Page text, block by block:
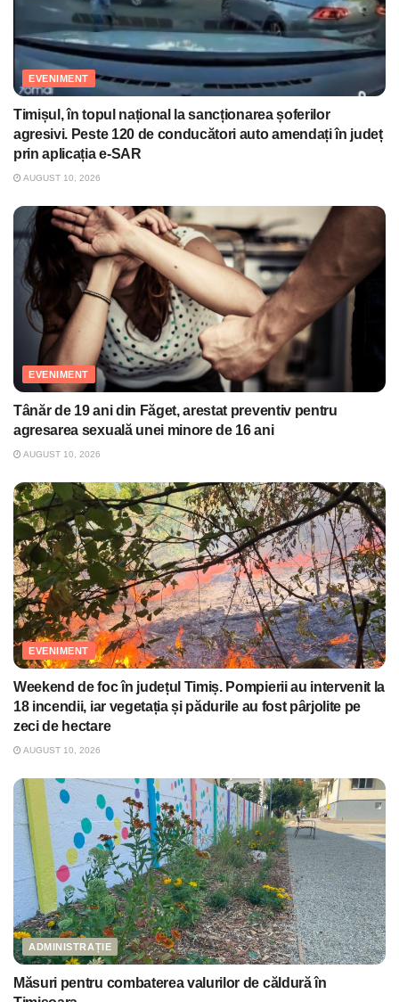
EVENIMENT
Timișul, în topul național la sancționarea șoferilor
agresivi. Peste 120 de conducători auto amendați în județ
prin aplicația e-SAR
AUGUST 10, 2026
EVENIMENT
Tânăr de 19 ani din Făget, arestat preventiv pentru
agresarea sexuală unei minore de 16 ani
AUGUST 10, 2026
EVENIMENT
Weekend de foc în județul Timiș. Pompierii au intervenit la
18 incendii, iar vegetația și pădurile au fost pârjolite pe
zeci de hectare
AUGUST 10, 2026
ADMINISTRAȚIE
Măsuri pentru combaterea valurilor de căldură în